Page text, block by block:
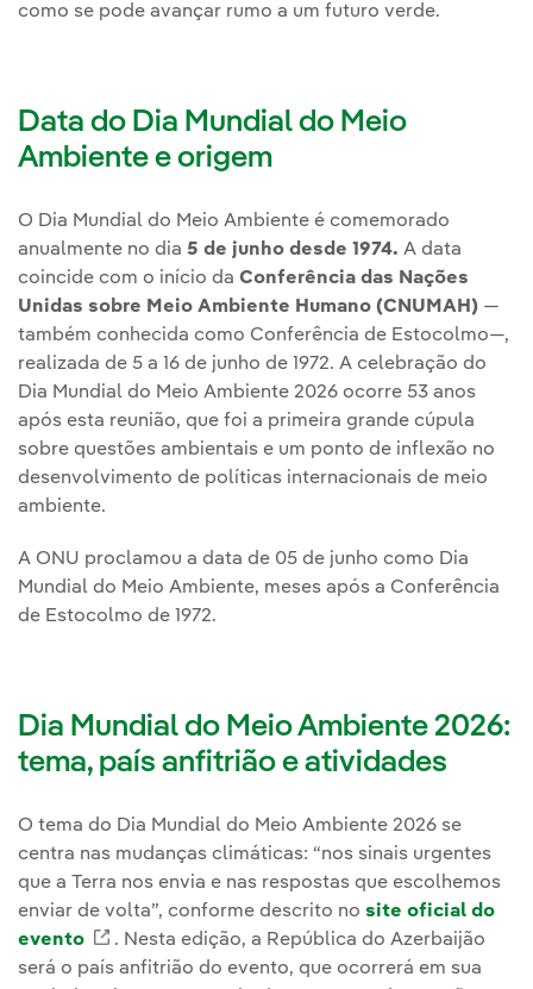
como se pode avançar rumo a um futuro verde.
Data do Dia Mundial do Meio
Ambiente e origem
O Dia Mundial do Meio Ambiente é comemorado
anualmente no dia 5 de junho desde 1974. A data
coincide com o início da Conferência das Nações
Unidas sobre Meio Ambiente Humano (CNUMAH) —
também conhecida como Conferência de Estocolmo—,
realizada de 5 a 16 de junho de 1972. A celebração do
Dia Mundial do Meio Ambiente 2026 ocorre 53 anos
após esta reunião, que foi a primeira grande cúpula
sobre questões ambientais e um ponto de inflexão no
desenvolvimento de políticas internacionais de meio
ambiente.
A ONU proclamou a data de 05 de junho como Dia
Mundial do Meio Ambiente, meses após a Conferência
de Estocolmo de 1972.
Dia Mundial do Meio Ambiente 2026:
tema, país anfitrião e atividades
O tema do Dia Mundial do Meio Ambiente 2026 se
centra nas mudanças climáticas: “nos sinais urgentes
que a Terra nos envia e nas respostas que escolhemos
enviar de volta”, conforme descrito no site oficial do
evento
Link externo, abra em uma nova aba.
. Nesta edição, a República do Azerbaijão
será o país anfitrião do evento, que ocorrerá em sua